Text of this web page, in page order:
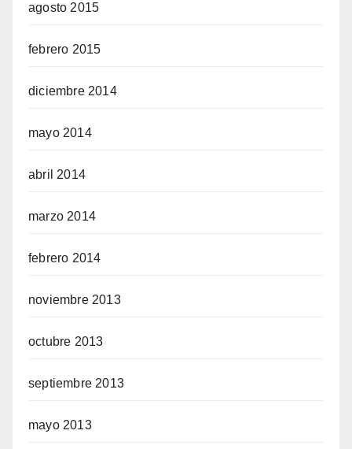
agosto 2015
febrero 2015
diciembre 2014
mayo 2014
abril 2014
marzo 2014
febrero 2014
noviembre 2013
octubre 2013
septiembre 2013
mayo 2013